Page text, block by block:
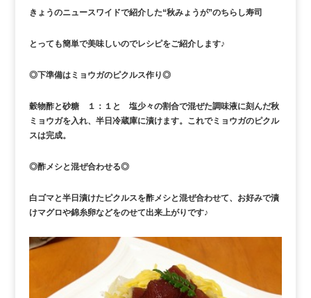
きょうのニュースワイドで紹介した“秋みょうが”のちらし寿司
とっても簡単で美味しいのでレシピをご紹介します♪
◎下準備はミョウガのピクルス作り◎
穀物酢と砂糖 １：１と 塩少々の割合で混ぜた調味液に刻んだ秋
ミョウガを入れ、半日冷蔵庫に漬けます。これでミョウガのピクル
スは完成。
◎酢メシと混ぜ合わせる◎
白ゴマと半日漬けたピクルスを酢メシと混ぜ合わせて、お好みで漬
けマグロや錦糸卵などをのせて出来上がりです♪